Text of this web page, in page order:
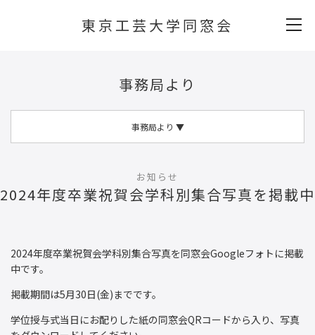
東京工芸大学同窓会
事務局より
事務局より ▼
お知らせ
2024年度卒業祝賀会学科別集合写真を掲載中
2024年度卒業祝賀会学科別集合写真を同窓会Googleフォトに掲載
中です。
掲載期間は5月30日(金)までです。
学位授与式当日にお配りした紙の同窓会QRコードから入り、写真